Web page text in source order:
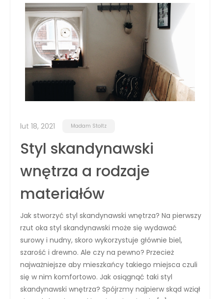
lut 18, 2021 Madam Stoltz
Styl skandynawski
wnętrza a rodzaje
materiałów
Jak stworzyć styl skandynawski wnętrza? Na pierwszy
rzut oka styl skandynawski może się wydawać
surowy i nudny, skoro wykorzystuje głównie biel,
szarość i drewno. Ale czy na pewno? Przecież
najważniejsze aby mieszkańcy takiego miejsca czuli
się w nim komfortowo. Jak osiągnąć taki styl
skandynawski wnętrza? Spójrzmy najpierw skąd wziął